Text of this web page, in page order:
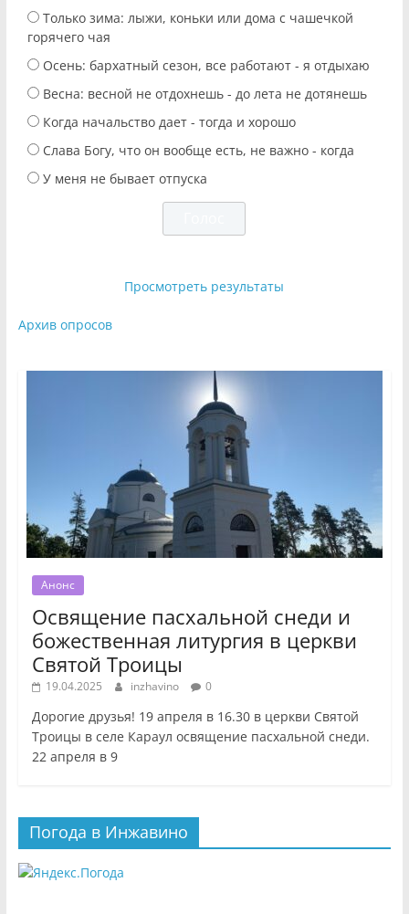
Только зима: лыжи, коньки или дома с чашечкой
горячего чая
Осень: бархатный сезон, все работают - я отдыхаю
Весна: весной не отдохнешь - до лета не дотянешь
Когда начальство дает - тогда и хорошо
Слава Богу, что он вообще есть, не важно - когда
У меня не бывает отпуска
Просмотреть результаты
Архив опросов
Анонс
Освящение пасхальной снеди и
божественная литургия в церкви
Святой Троицы
19.04.2025 inzhavino 0
Дорогие друзья! 19 апреля в 16.30 в церкви Святой
Троицы в селе Караул освящение пасхальной снеди.
22 апреля в 9
Погода в Инжавино